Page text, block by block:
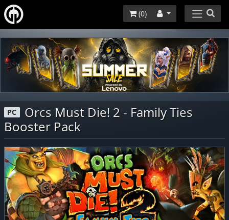
(0)
PC
Orcs Must Die! 2 - Family Ties
Booster Pack